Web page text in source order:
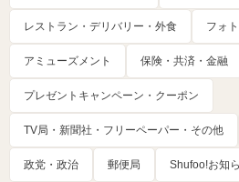
レストラン・デリバリー・外食 フォ
アミューズメント 保険・共済・金融
プレゼントキャンペーン・クーポン
TV局・新聞社・フリーペーパー・その他
政党・政治 郵便局 Shufoo!お知